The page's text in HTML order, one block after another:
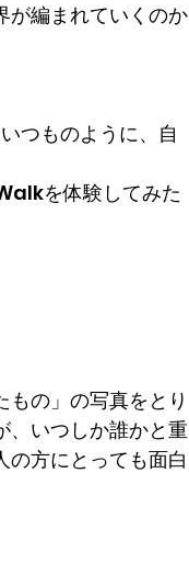
が編まれていくのか
つものように、自
を体験してみた
の」の写真をとり
、いつしか誰かと重
方にとっても面白